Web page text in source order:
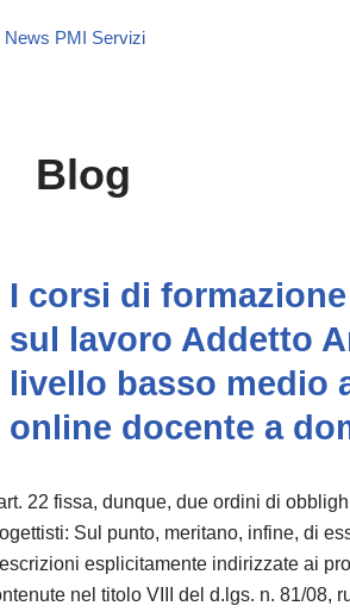
News PMI Servizi
Blog
I corsi di
sul lavoro Addetto
livello basso medio
online docente a
22 fissa, dunque, due ordini di
Sul punto, meritano, infine, di
esplicitamente indirizzate ai
nel titolo VIII del d.lgs. n. 81/08,